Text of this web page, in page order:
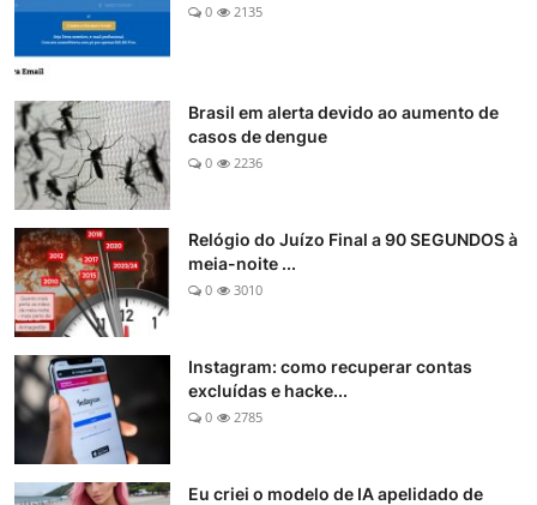
0 2135
Brasil em alerta devido ao aumento de
casos de dengue
0 2236
Relógio do Juízo Final a 90 SEGUNDOS à
meia-noite ...
0 3010
Instagram: como recuperar contas
excluídas e hacke...
0 2785
Eu criei o modelo de IA apelidado de